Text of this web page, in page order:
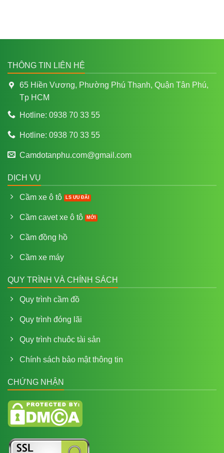
THÔNG TIN LIÊN HỆ
65 Hiền Vương, Phường Phú Thạnh, Quận Tân Phú,
Tp HCM
Hotline: 0938 70 33 55
Hotline: 0938 70 33 55
Camdotanphu.com@gmail.com
DỊCH VỤ
Cầm xe ô tô
Cầm cavet xe ô tô
Cầm đồng hồ
Cầm xe máy
QUY TRÌNH VÀ CHÍNH SÁCH
Quy trình cầm đồ
Quy trình đóng lãi
Quy trình chuôc tài sản
Chính sách bảo mật thông tin
CHỨNG NHẬN